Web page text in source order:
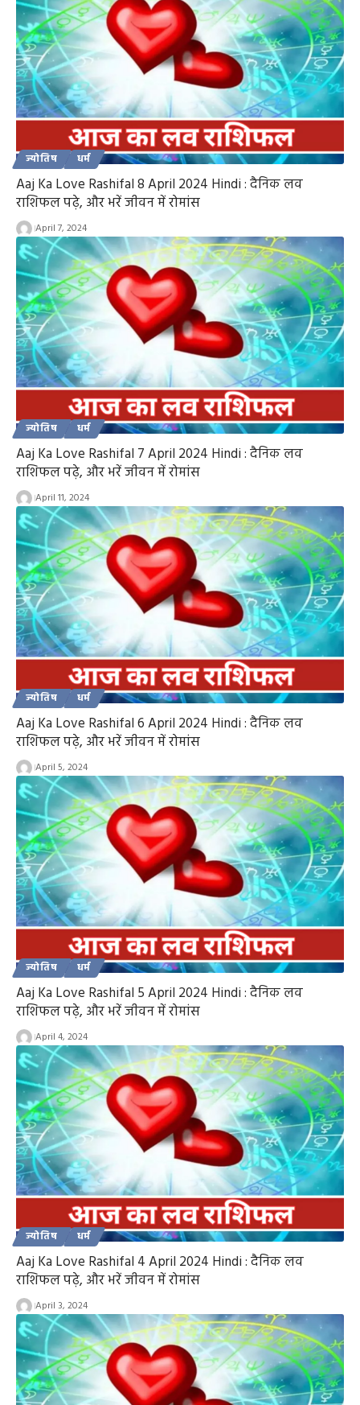
ज्योतिष धर्म
Aaj Ka Love Rashifal 8 April 2024 Hindi : दैनिक लव
राशिफल पढ़े, और भरें जीवन में रोमांस
April 7, 2024
ज्योतिष धर्म
Aaj Ka Love Rashifal 7 April 2024 Hindi : दैनिक लव
राशिफल पढ़े, और भरें जीवन में रोमांस
April 11, 2024
ज्योतिष धर्म
Aaj Ka Love Rashifal 6 April 2024 Hindi : दैनिक लव
राशिफल पढ़े, और भरें जीवन में रोमांस
April 5, 2024
ज्योतिष धर्म
Aaj Ka Love Rashifal 5 April 2024 Hindi : दैनिक लव
राशिफल पढ़े, और भरें जीवन में रोमांस
April 4, 2024
ज्योतिष धर्म
Aaj Ka Love Rashifal 4 April 2024 Hindi : दैनिक लव
राशिफल पढ़े, और भरें जीवन में रोमांस
April 3, 2024